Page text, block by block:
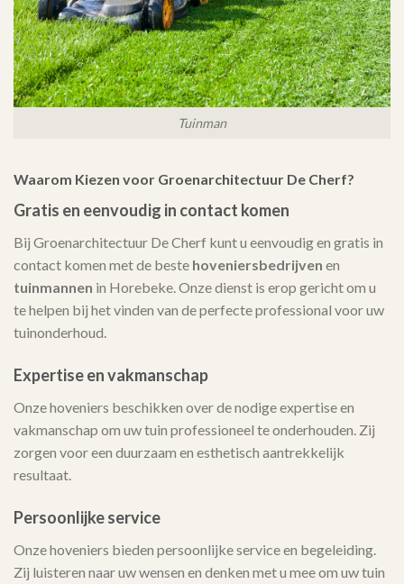
Tuinman
Waarom Kiezen voor Groenarchitectuur De Cherf?
Gratis en eenvoudig in contact komen
Bij Groenarchitectuur De Cherf kunt u eenvoudig en gratis in
contact komen met de beste hoveniersbedrijven en
tuinmannen in Horebeke. Onze dienst is erop gericht om u
te helpen bij het vinden van de perfecte professional voor uw
tuinonderhoud.
Expertise en vakmanschap
Onze hoveniers beschikken over de nodige expertise en
vakmanschap om uw tuin professioneel te onderhouden. Zij
zorgen voor een duurzaam en esthetisch aantrekkelijk
resultaat.
Persoonlijke service
Onze hoveniers bieden persoonlijke service en begeleiding.
Zij luisteren naar uw wensen en denken met u mee om uw tuin